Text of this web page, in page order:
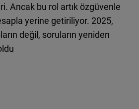
Ancak bu rol artık özgüvenle
yerine getiriliyor. 2025,
değil, soruların yeniden